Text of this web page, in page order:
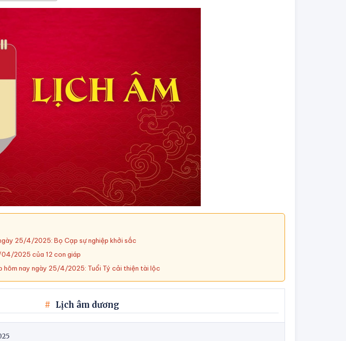
25/4/2025: Bọ Cạp sự nghiệp khởi sắc
2025 của 12 con giáp
hôm nay ngày 25/4/2025: Tuổi Tý cải thiện tài lộc
Lịch âm dương